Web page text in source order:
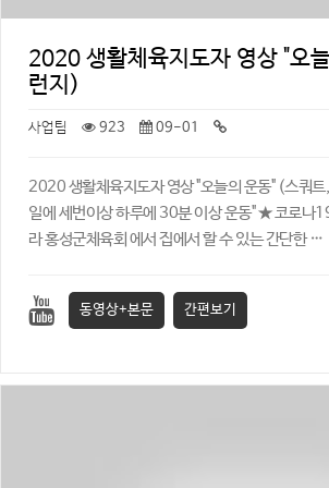
2020 생활체육지도자 영상 "오
런지)
사업팀 923 09-01
2020 생활체육지도자 영상 "오늘의 운동" (스쿼
일에 세번이상 하루에 30분 이상 운동" ★ 코로나
라 홍성군체육회 에서 집에서 할 수 있는 간단한 …
동영상+본문 간편보기